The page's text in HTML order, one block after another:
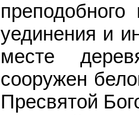
уединения и
месте
сооружен
Пресвятой